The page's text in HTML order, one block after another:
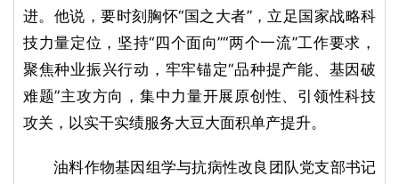
进。他说，要时刻胸怀“国之大者”，立足国家战略科
技力量定位，坚持“四个面向”“两个一流”工作要求，
聚焦种业振兴行动，牢牢锚定“品种提产能、基因破
难题”主攻方向，集中力量开展原创性、引领性科技
攻关，以实干实绩服务大豆大面积单产提升。
油料作物基因组学与抗病性改良团队党支部书记